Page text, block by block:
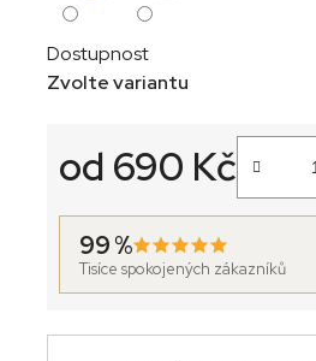
Dostupnost
Zvolte variantu
od 690 Kč
99 %
Tisíce spokojených zákazníků